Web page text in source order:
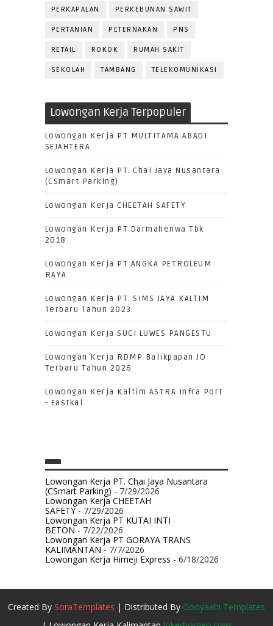
PERKAPALAN PERKEBUNAN SAWIT
PERTANIAN PETERNAKAN PNS
RETAIL ROKOK RUMAH SAKIT
SEKOLAH TAMBANG TELEKOMUNIKASI
Lowongan Kerja Terpopuler
Lowongan Kerja PT MULTITAMA ABADI
SEJAHTERA
Lowongan Kerja PT. Chai Jaya Nusantara
(CSmart Parking)
Lowongan Kerja CHEETAH SAFETY
Lowongan Kerja PT Darmahenwa Tbk
2018
Lowongan Kerja PT ANGKA PETROLEUM
RAYA
Lowongan Kerja PT. SIMS JAYA KALTIM
Terbaru Tahun 2023
Lowongan Kerja SUCI LUWES PANGESTU
Lowongan Kerja RDMP Balikpapan JO
Terbaru Tahun 2026
Lowongan Kerja Kaltim ASTRA Infra Port
- Eastkal
Lowongan Kerja PT. Chai Jaya Nusantara
(CSmart Parking) - 7/29/2026
Lowongan Kerja CHEETAH
SAFETY- 7/29/2026
Lowongan Kerja PT KUTAI INTI
BETON- 7/22/2026
Lowongan Kerja PT GORAYA TRANS
KALIMANTAN- 7/7/2026
Lowongan Kerja Himeji Express - 6/18/2026
Created By SoraTemplates | Distributed By Gooyaabi Templates